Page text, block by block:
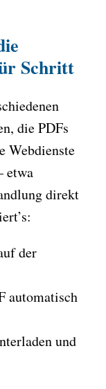
Schritt
die PDFs
Webdienste
etwa
direkt
der
automatisch
und